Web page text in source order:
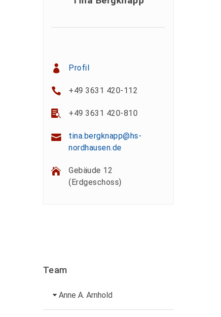
Profil
+49 3631 420-112
+49 3631 420-810
tina.bergknapp@hs-
nordhausen.de
Gebäude 12
(Erdgeschoss)
Team
Anne A. Arnhold